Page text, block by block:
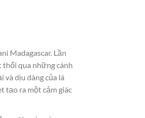
Madagascar. Lần
thổi qua những cánh
dịu dàng của lá
tạo ra một cảm giác